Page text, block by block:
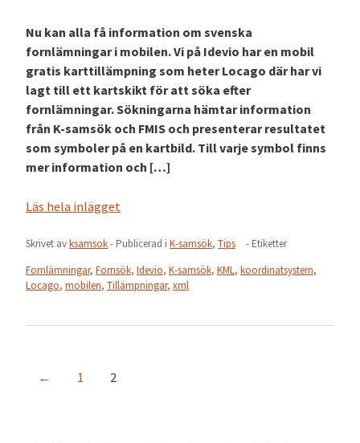
Nu kan alla få information om svenska
fornlämningar i mobilen. Vi på Idevio har en mobil
gratis karttillämpning som heter Locago där har vi
lagt till ett kartskikt för att söka efter
fornlämningar. Sökningarna hämtar information
från K-samsök och FMIS och presenterar resultatet
som symboler på en kartbild. Till varje symbol finns
mer information och […]
Läs hela inlägget
Skrivet avksamsok- Publicerad i K-samsök, Tips
- Etiketter
Fornlämningar, Fornsök, Idevio, K-samsök, KML, koordinatsystem,
Locago, mobilen, Tillämpningar, xml
← 1 2